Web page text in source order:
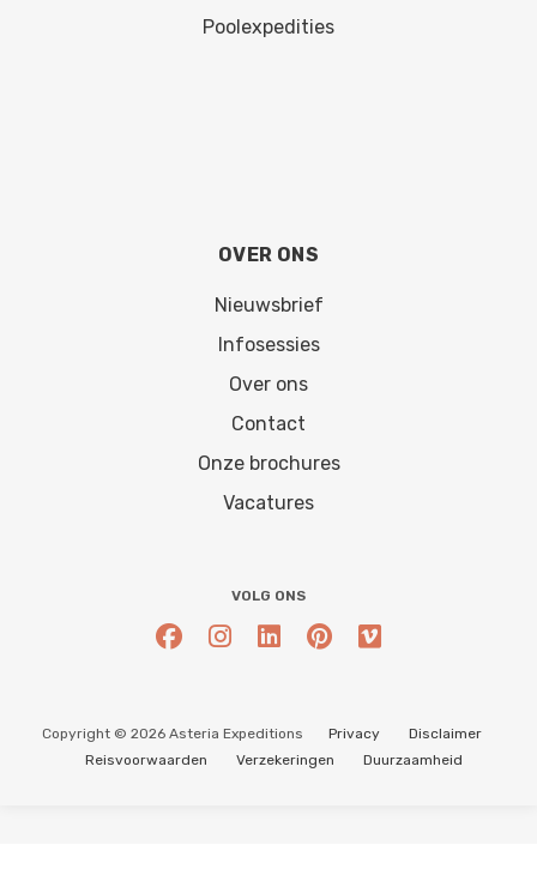
Poolexpedities
OVER ONS
Nieuwsbrief
Infosessies
Over ons
Contact
Onze brochures
Vacatures
VOLG ONS
Copyright © 2026 Asteria Expeditions Privacy
Disclaimer
Reisvoorwaarden
Verzekeringen Duurzaamheid